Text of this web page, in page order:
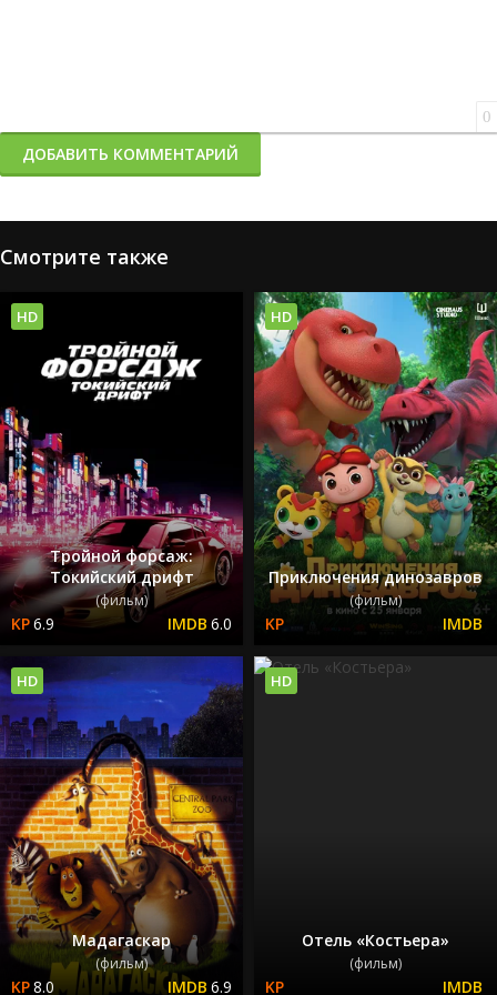
0
ДОБАВИТЬ КОММЕНТАРИЙ
Смотрите также
Тройной форсаж:
Токийский дрифт
(фильм)
6.9 6.0
HD
Приключения динозавров
(фильм)
HD
Мадагаскар
(фильм)
8.0 6.9
HD
Отель «Костьера»
(фильм)
HD